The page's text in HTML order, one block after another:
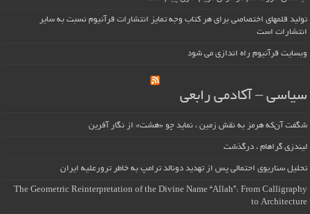
تولید قلمهای اختصاصی برای هر کتاب وجه تمایز انتشارات قرآنیوم نسبت به سایر
انتشارات است
وبسایت قرآنیوم راه اندازی می شود
سیاسی – آکادمی رابعی
شگفت آن‌که هرمز به نقش زمین ، نماید چو «هشت» از نگار آفرین
لیندزی گراهام ، درگذشت
تحلیل سناریوی احتمالی پس از تهدید دونالد ترامپ به خاطر ترورعلیه ایران
The Geometric Reinterpretation of the Divine Name “Allah”: From Calligraphy
to Architecture